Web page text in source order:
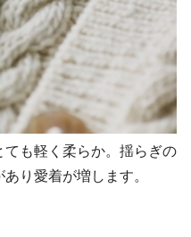
も軽く柔らか。揺らぎの
り愛着が増します。